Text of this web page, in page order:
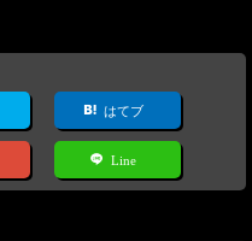
はてブ
Line